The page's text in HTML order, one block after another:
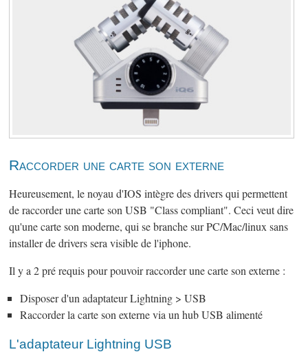
Raccorder une carte son externe
Heureusement, le noyau d'IOS intègre des drivers qui permettent
de raccorder une carte son USB "Class compliant". Ceci veut dire
qu'une carte son moderne, qui se branche sur PC/Mac/linux sans
installer de drivers sera visible de l'iphone.
Il y a 2 pré requis pour pouvoir raccorder une carte son externe :
Disposer d'un adaptateur Lightning > USB
Raccorder la carte son externe via un hub USB alimenté
L'adaptateur Lightning USB